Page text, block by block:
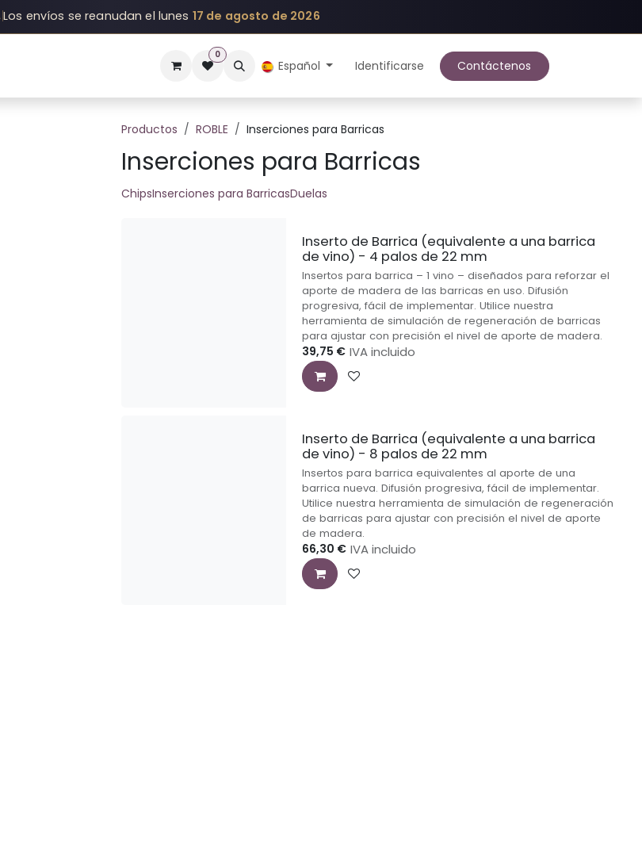
Los envíos se reanudan el lunes 17 de agosto de 2026
HISTORIA Blog Cita
0
Español Identificarse Contáctenos
Productos ROBLE Inserciones para Barricas
Inserciones para Barricas
ChipsInserciones para BarricasDuelas
Inserto de Barrica (equivalente a una barrica
de vino) - 4 palos de 22 mm
Insertos para barrica – 1 vino – diseñados para reforzar el
aporte de madera de las barricas en uso. Difusión
progresiva, fácil de implementar. Utilice nuestra
herramienta de simulación de regeneración de barricas
para ajustar con precisión el nivel de aporte de madera.
39,75 € IVA incluido
Inserto de Barrica (equivalente a una barrica
de vino) - 8 palos de 22 mm
Insertos para barrica equivalentes al aporte de una
barrica nueva. Difusión progresiva, fácil de implementar.
Utilice nuestra herramienta de simulación de regeneración
de barricas para ajustar con precisión el nivel de aporte
de madera.
66,30 € IVA incluido